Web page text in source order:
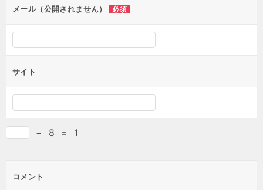
メール（公開されません） 必須
サイト
− 8 = 1
コメント